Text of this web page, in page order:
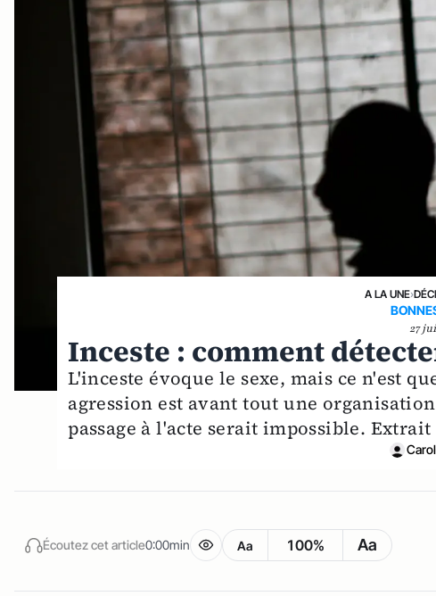
A LA UNE›
27
Inceste : comment
L'inceste évoque le sexe, mais ce n'est
agression est avant tout une
passage à l'acte serait impossible.
Écoutez cet article0:00min Aa 100% Aa